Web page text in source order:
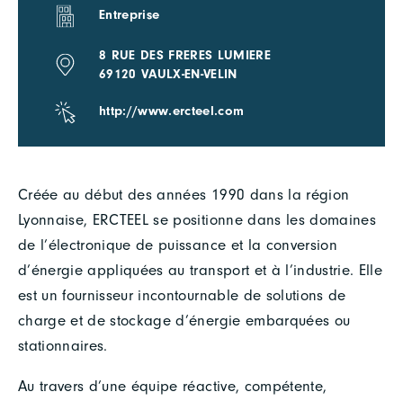
Créée au début des années 1990 dans la région
Lyonnaise, ERCTEEL se positionne dans les domaines
de l’électronique de puissance et la conversion
d’énergie appliquées au transport et à l’industrie. Elle
est un fournisseur incontournable de solutions de
charge et de stockage d’énergie embarquées ou
stationnaires.
Au travers d’une équipe réactive, compétente,
Entreprise
8 RUE DES FRERES LUMIERE
69120 VAULX-EN-VELIN
http://www.ercteel.com